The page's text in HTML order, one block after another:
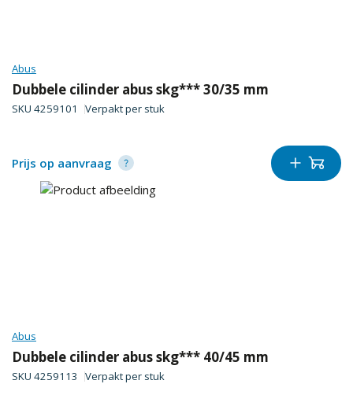
Abus
Dubbele cilinder abus skg*** 30/35 mm
SKU 4259101 Verpakt per stuk
Prijs op aanvraag
Abus
Dubbele cilinder abus skg*** 40/45 mm
SKU 4259113 Verpakt per stuk